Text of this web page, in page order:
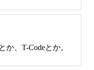
、T-Codeとか。